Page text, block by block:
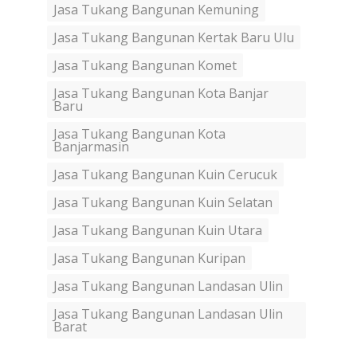
Jasa Tukang Bangunan Kemuning
Jasa Tukang Bangunan Kertak Baru Ulu
Jasa Tukang Bangunan Komet
Jasa Tukang Bangunan Kota Banjar
Baru
Jasa Tukang Bangunan Kota
Banjarmasin
Jasa Tukang Bangunan Kuin Cerucuk
Jasa Tukang Bangunan Kuin Selatan
Jasa Tukang Bangunan Kuin Utara
Jasa Tukang Bangunan Kuripan
Jasa Tukang Bangunan Landasan Ulin
Jasa Tukang Bangunan Landasan Ulin
Barat